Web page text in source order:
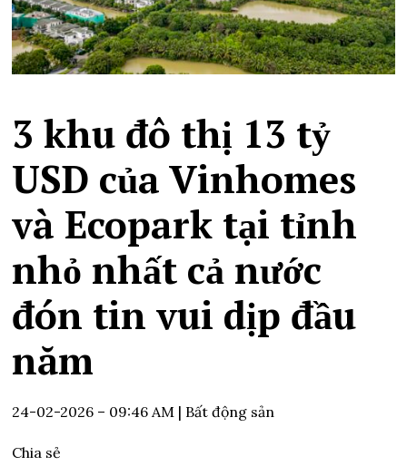
3 khu đô thị 13 tỷ
USD của Vinhomes
và Ecopark tại tỉnh
nhỏ nhất cả nước
đón tin vui dịp đầu
năm
24-02-2026 – 09:46 AM | Bất động sản
Chia sẻ